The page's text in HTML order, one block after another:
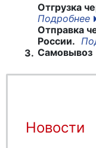
Отгрузка
Подробнее
Отправка
России.
3. Самовывоз
Новости